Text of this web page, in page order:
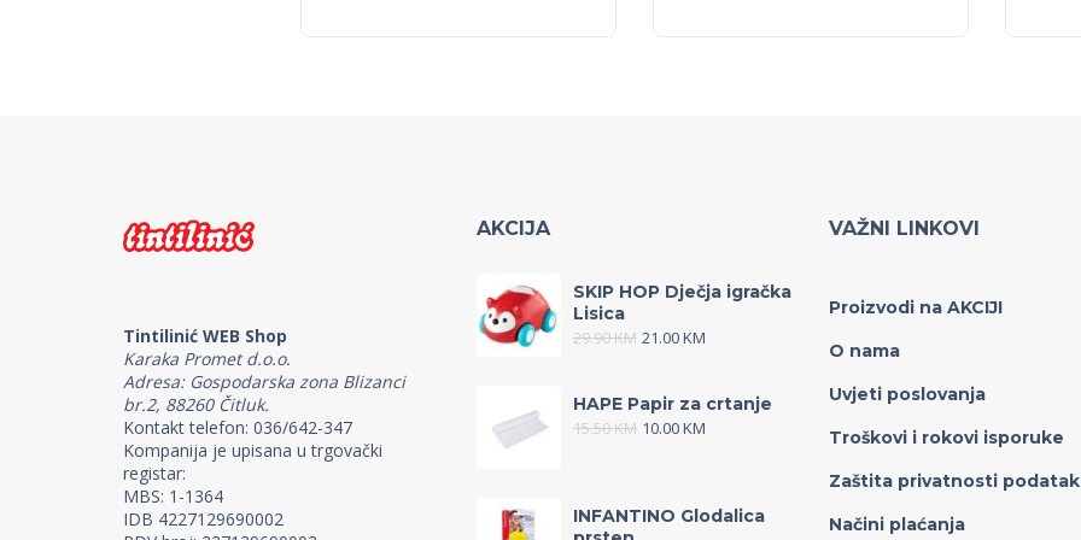
Tintilinić WEB Shop
Karaka Promet d.o.o.
Adresa: Gospodarska zona Blizanci
br.2, 88260 Čitluk.
Kontakt telefon: 036/642-347
Kompanija je upisana u trgovački
registar:
MBS: 1-1364
IDB 4227129690002
AKCIJA
SKIP HOP Dječja igračka
Lisica
29.90KM 21.00KM
HAPE Papir za crtanje
15.50KM 10.00KM
INFANTINO Glodalica
VAŽNI LINKOVI
Proizvodi na AKCIJI
O nama
Uvjeti poslovanja
Troškovi i rokovi isporuke
Zaštita privatnosti
Načini plaćanja